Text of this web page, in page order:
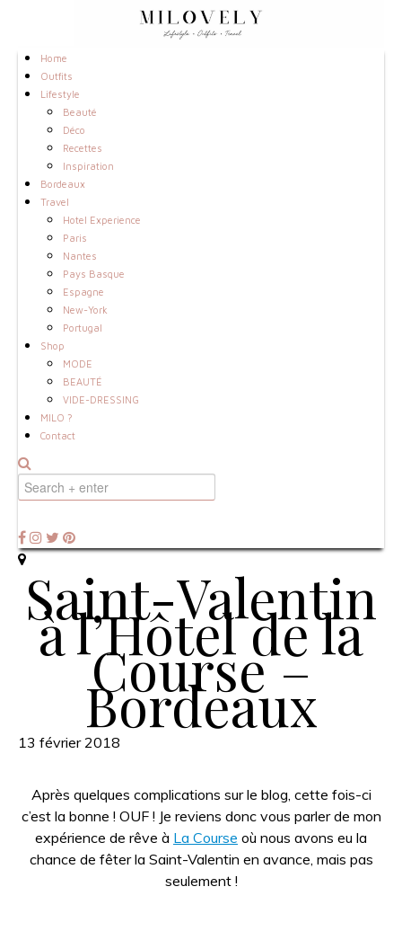
Home
Outfits
Lifestyle
Beauté
Déco
Recettes
Inspiration
Bordeaux
Travel
Hotel Experience
Paris
Nantes
Pays Basque
Espagne
New-York
Portugal
Shop
MODE
BEAUTÉ
VIDE-DRESSING
MILO ?
Contact
Saint-Valentin
à l’Hôtel de la
Course –
Bordeaux
13 février 2018
Après quelques complications sur le blog, cette fois-ci
c’est la bonne ! OUF ! Je reviens donc vous parler de mon
expérience de rêve à La Course où nous avons eu la
chance de fêter la Saint-Valentin en avance, mais pas
seulement !